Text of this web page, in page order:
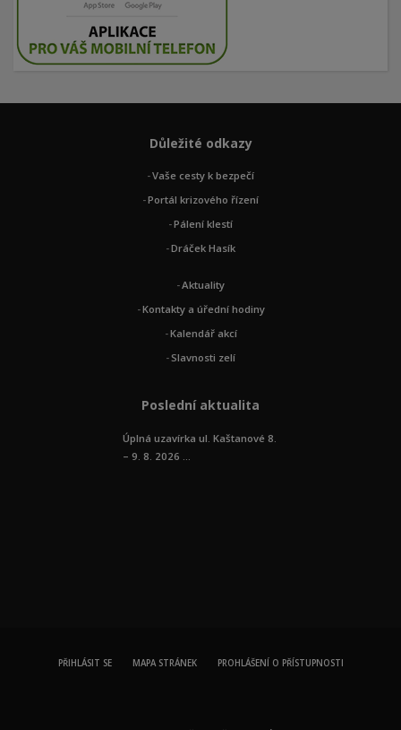
Důležité odkazy
Vaše cesty k bezpečí
Portál krizového řízení
Pálení klestí
Dráček Hasík
Aktuality
Kontakty a úřední hodiny
Kalendář akcí
Slavnosti zelí
Poslední aktualita
Úplná uzavírka ul. Kaštanové 8.
– 9. 8. 2026 ...
PŘIHLÁSIT SE MAPA STRÁNEK PROHLÁŠENÍ O PŘÍSTUPNOSTI